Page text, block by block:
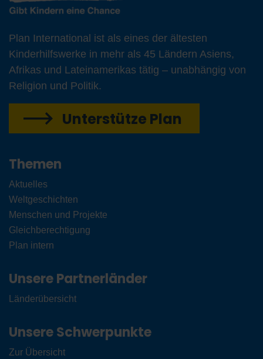
Plan International ist als eines der ältesten
Kinderhilfswerke in mehr als 45 Ländern Asiens,
Afrikas und Lateinamerikas tätig – unabhängig von
Religion und Politik.
Unterstütze Plan
Themen
Aktuelles
Weltgeschichten
Menschen und Projekte
Gleichberechtigung
Plan intern
Unsere Partnerländer
Länderübersicht
Unsere Schwerpunkte
Zur Übersicht